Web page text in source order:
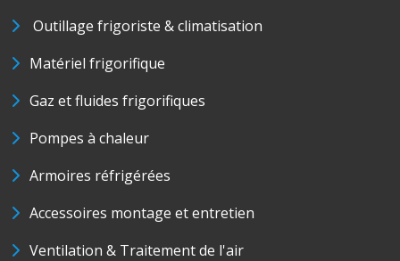
Outillage frigoriste & climatisation
Matériel frigorifique
Gaz et fluides frigorifiques
Pompes à chaleur
Armoires réfrigérées
Accessoires montage et entretien
Ventilation & Traitement de l'air